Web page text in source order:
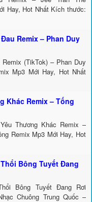
Hay, Hot Nhất Kích thước:
Remix – Phan Duy
(TikTok) – Phan Duy
Mp3 Mới Hay, Hot Nhất
Khác Remix – Tống
Thương Khác Remix –
Remix Mp3 Mới Hay, Hot
Bông Tuyết Đang
Bông Tuyết Đang Rơi
Chuông Trung Quốc –